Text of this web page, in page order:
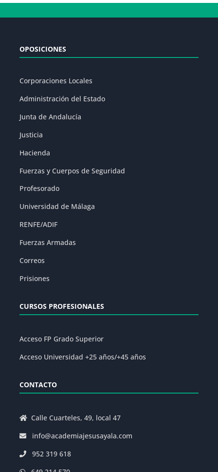
OPOSICIONES
Corporaciones Locales
Administración del Estado
Junta de Andalucía
Justicia
Hacienda
Fuerzas y Cuerpos de Seguridad
Profesorado
Universidad de Málaga
RENFE/ADIF
Fuerzas Armadas
Correos
Prisiones
CURSOS PROFESIONALES
Acceso FP Grado Superior
Acceso Universidad +25 años/+45 años
CONTACTO
Calle Cuarteles, 49, local 47
info@academiajesusayala.com
952 319 618